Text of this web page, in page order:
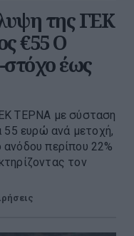
της ΓΕΚ
€55 Ο
στόχο έως
ΤΕΡΝΑ με σύσταση
55 ευρώ ανά μετοχή,
περίπου 22%
τον